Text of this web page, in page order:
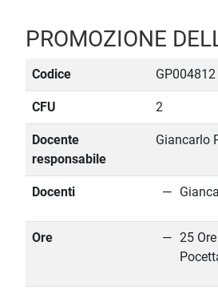
PROMOZIONE
Codice GP004812
CFU 2
Docente
responsabile
Giancarlo
Docenti
Ore
25